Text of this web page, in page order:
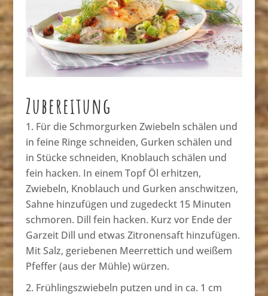
Zubereitung
Für die Schmorgurken Zwiebeln schälen und
in feine Ringe schneiden, Gurken schälen und
in Stücke schneiden, Knoblauch schälen und
fein hacken. In einem Topf Öl erhitzen,
Zwiebeln, Knoblauch und Gurken anschwitzen,
Sahne hinzufügen und zugedeckt 15 Minuten
schmoren. Dill fein hacken. Kurz vor Ende der
Garzeit Dill und etwas Zitronensaft hinzufügen.
Mit Salz, geriebenen Meerrettich und weißem
Pfeffer (aus der Mühle) würzen.
Frühlingszwiebeln putzen und in ca. 1 cm